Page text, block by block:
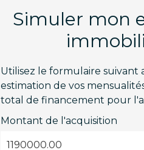
Simuler mon
Utilisez le formulaire suivant
estimation de vos
total de financement pour
Montant de l'acquisition